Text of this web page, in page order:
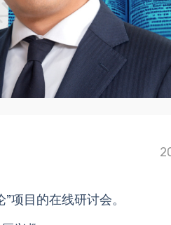
项目的在线研讨会。